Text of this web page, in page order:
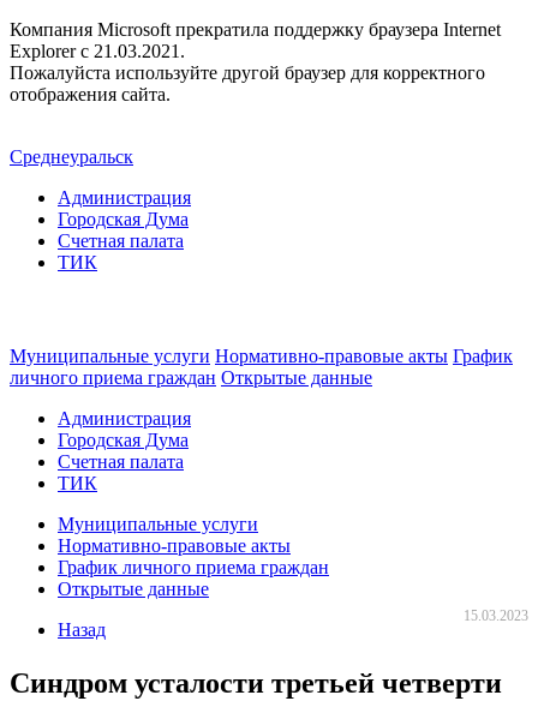
Компания Microsoft прекратила поддержку браузера Internet
Explorer c 21.03.2021.
Пожалуйста используйте другой браузер для корректного
отображения сайта.
Среднеуральск
Администрация
Городская Дума
Счетная палата
ТИК
Муниципальные услуги Нормативно-правовые акты График
личного приема граждан Открытые данные
Администрация
Городская Дума
Счетная палата
ТИК
Муниципальные услуги
Нормативно-правовые акты
График личного приема граждан
Открытые данные
Назад
15.03.2023
Синдром усталости третьей четверти